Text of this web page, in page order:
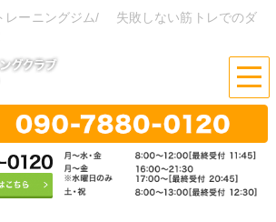
ーニングジム/ 失敗しない筋トレでのダ